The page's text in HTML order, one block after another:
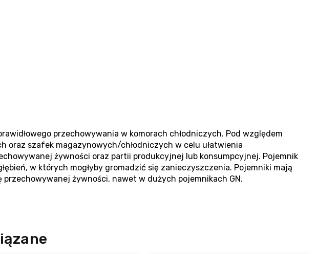
przechowywania w komorach chłodniczych. Pod względem
oraz szafek magazynowych/chłodniczych w celu ułatwienia
żywności oraz partii produkcyjnej lub konsumpcyjnej. Pojemnik
w których mogłyby gromadzić się zanieczyszczenia. Pojemniki mają
żywności, nawet w dużych pojemnikach GN.